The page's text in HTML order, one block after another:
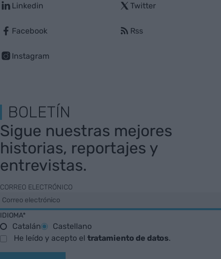
Linkedin
Facebook
Instagram
Twitter
Rss
BOLETÍN
Sigue nuestras mejores
historias, reportajes y
entrevistas.
CORREO ELECTRÓNICO
IDIOMA*
Catalán
Castellano
He leído y acepto el tratamiento de datos.